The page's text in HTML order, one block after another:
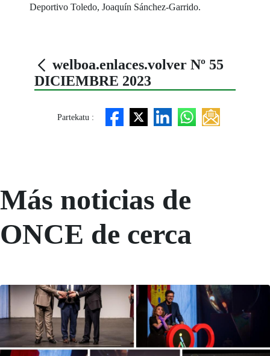
Deportivo Toledo, Joaquín Sánchez-Garrido.
welboa.enlaces.volver Nº 55
DICIEMBRE 2023
Partekatu :
Más noticias de
ONCE de cerca